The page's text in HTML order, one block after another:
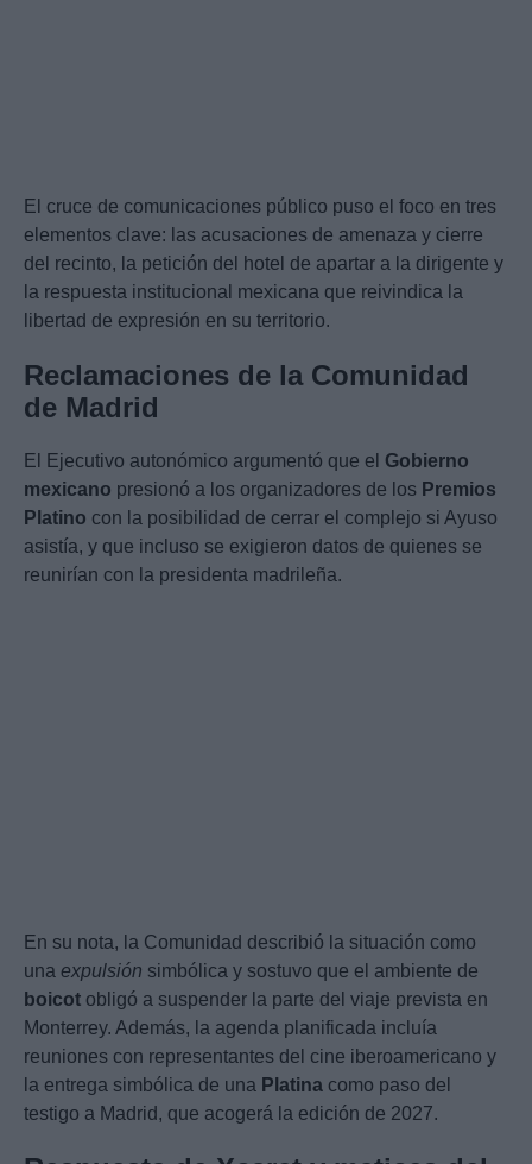
El cruce de comunicaciones público puso el foco en tres
elementos clave: las acusaciones de amenaza y cierre
del recinto, la petición del hotel de apartar a la dirigente y
la respuesta institucional mexicana que reivindica la
libertad de expresión en su territorio.
Reclamaciones de la Comunidad
de Madrid
El Ejecutivo autonómico argumentó que el Gobierno
mexicano presionó a los organizadores de los Premios
Platino con la posibilidad de cerrar el complejo si Ayuso
asistía, y que incluso se exigieron datos de quienes se
reunirían con la presidenta madrileña.
En su nota, la Comunidad describió la situación como
una expulsión simbólica y sostuvo que el ambiente de
boicot obligó a suspender la parte del viaje prevista en
Monterrey. Además, la agenda planificada incluía
reuniones con representantes del cine iberoamericano y
la entrega simbólica de una Platina como paso del
testigo a Madrid, que acogerá la edición de 2027.